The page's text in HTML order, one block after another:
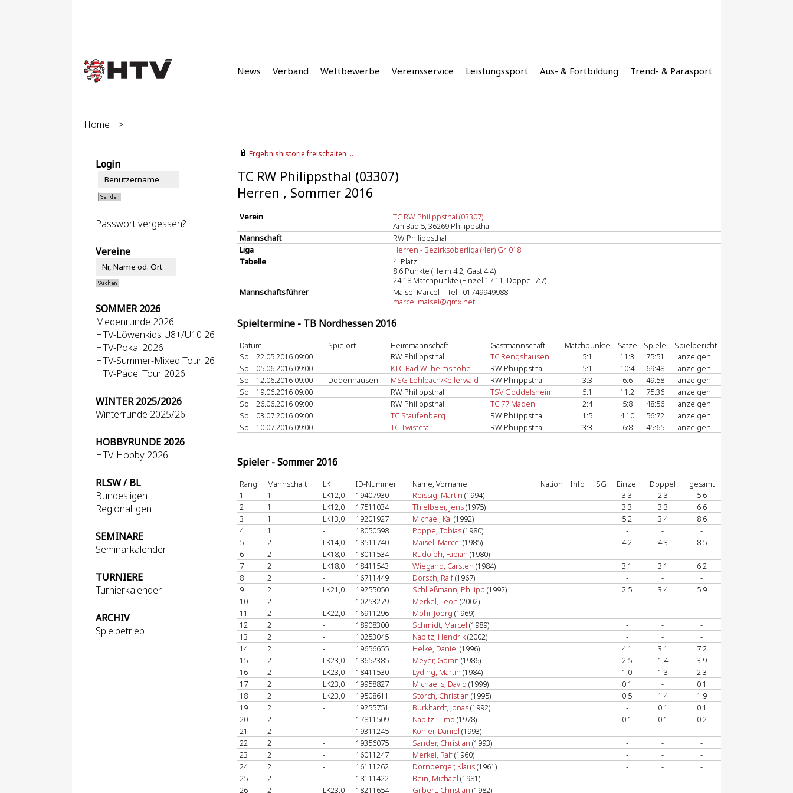
News Verband Wettbewerbe Vereinsservice Leistungssport Aus- & Fortbildung Trend- & Parasport
Home >
Login
Passwort vergessen?
Vereine
SOMMER 2026
Medenrunde 2026
HTV-Löwenkids U8+/U10 26
HTV-Pokal 2026
HTV-Summer-Mixed Tour 26
HTV-Padel Tour 2026
WINTER 2025/2026
Winterrunde 2025/26
HOBBYRUNDE 2026
HTV-Hobby 2026
RLSW / BL
Bundesligen
Regionalligen
SEMINARE
Seminarkalender
TURNIERE
Turnierkalender
ARCHIV
Spielbetrieb
Ergebnishistorie freischalten ...
TC RW Philippsthal (03307)
Herren , Sommer 2016
Verein
TC RW Philippsthal (03307)
Am Bad 5, 36269 Philippsthal
Mannschaft
RW Philippsthal
Liga
Herren - Bezirksoberliga (4er) Gr. 018
Tabelle
4. Platz
8:6 Punkte (Heim 4:2, Gast 4:4)
24:18 Matchpunkte (Einzel 17:11, Doppel 7:7)
Mannschaftsführer
Maisel Marcel - Tel.: 01749949988
marcel.maisel@gmx.net
Spieltermine - TB Nordhessen 2016
Datum Spielort Heimmannschaft Gastmannschaft Matchpunkte Sätze Spiele
Spielbericht
So. 22.05.2016 09:00 RW Philippsthal TC Rengshausen 5:1 11:3 75:51
anzeigen
So.
05.06.2016 09:00 KTC Bad Wilhelmshöhe RW Philippsthal 5:1 10:4 69:48
anzeigen
So.
12.06.2016 09:00 Dodenhausen MSG Löhlbach/Kellerwald RW Philippsthal 3:3 6:6 49:58
anzeigen
So.
19.06.2016 09:00 RW Philippsthal TSV Goddelsheim 5:1 11:2 75:36
anzeigen
So. 26.06.2016 09:00 RW Philippsthal TC 77 Maden 2:4 5:8 48:56
anzeigen
So.
03.07.2016 09:00 TC Staufenberg RW Philippsthal 1:5 4:10 56:72
anzeigen
So.
10.07.2016 09:00 TC Twistetal RW Philippsthal 3:3 6:8 45:65 anzeigen
Spieler - Sommer 2016
Rang Mannschaft LK ID-Nummer Name, Vorname Nation Info SG Einzel Doppel
gesamt
1
1 LK12,0 19407930 Reissig, Martin (1994) 3:3 2:3
5:6
2
1 LK12,0 17511034 Thielbeer, Jens(1975) 3:3 3:3
6:6
3
1 LK13,0 19201927 Michael, Kai (1992) 5:2 3:4
8:6
4
1 - 18050598 Poppe, Tobias(1980) - -
-
5
2 LK14,0 18511740 Maisel, Marcel (1985) 4:2 4:3
8:5
6
2 LK18,0 18011534 Rudolph, Fabian (1980) - -
-
7
2 LK18,0 18411543 Wiegand, Carsten (1984) 3:1 3:1
6:2
8
2 - 16711449 Dorsch, Ralf(1967) - -
-
9
2 LK21,0 19255050 Schließmann, Philipp (1992) 2:5 3:4
5:9
10
2 - 10253279 Merkel, Leon (2002) - -
-
11
2 LK22,0 16911296 Mohr, Joerg (1969) - -
-
12
2 - 18908300 Schmidt, Marcel (1989) - -
-
13
2 - 10253045 Nabitz, Hendrik(2002) - -
-
14
2 - 19656655 Helke, Daniel (1996) 4:1 3:1
7:2
15
2 LK23,0 18652385 Meyer, Göran (1986) 2:5 1:4
3:9
16
2 LK23,0 18411530 Lyding, Martin (1984) 1:0 1:3
2:3
17
2 LK23,0 19958827 Michaelis, David (1999) 0:1 -
0:1
18
2 LK23,0 19508611 Storch, Christian (1995) 0:5 1:4
1:9
19
2 - 19255751 Burkhardt, Jonas(1992) - 0:1
0:1
20
2 - 17811509 Nabitz, Timo (1978) 0:1 0:1
0:2
21
2 - 19311245 Köhler, Daniel (1993) - -
-
22
2 - 19356075 Sander, Christian (1993) - -
-
23
2 - 16011247 Merkel, Ralf(1960) - -
-
24
2 - 16111262 Dornberger, Klaus(1961) - -
-
25
2 - 18111422 Bein, Michael (1981) - -
-
26
2 LK23,0 18211654 Gilbert, Christian (1982) - - -